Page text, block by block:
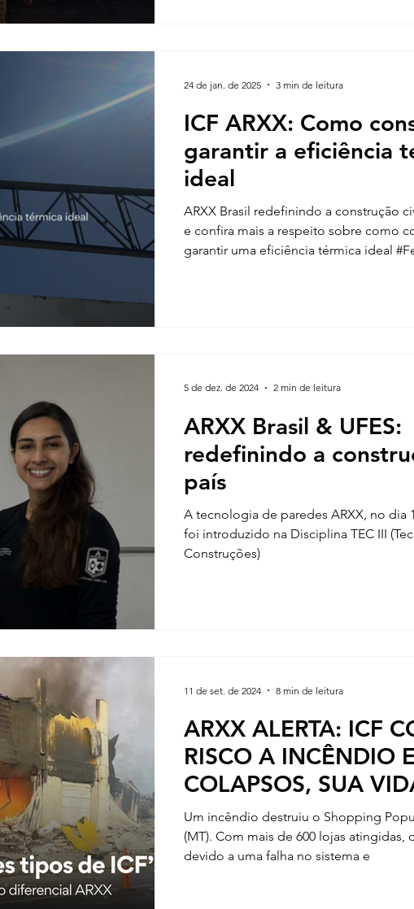
ICF ARXX: Como
garantir a eficiência
ideal
ARXX Brasil redefinindo a construção
e confira mais a respeito sobre como
garantir uma eficiência térmica ideal #FechadoComARXX
24 de jan. de 2025 3 min de leitura
ARXX Brasil & UFES:
redefinindo a
país
A tecnologia de paredes ARXX, no dia
foi introduzido na Disciplina TEC III
Construções)
5 de dez. de 2024 2 min de leitura
ARXX ALERTA: ICF
RISCO A INCÊNDIO E
COLAPSOS, SUA
JOGO
Um incêndio destruiu o Shopping
(MT). Com mais de 600 lojas atingidas,
devido a uma falha no sistema e
11 de set. de 2024 8 min de leitura